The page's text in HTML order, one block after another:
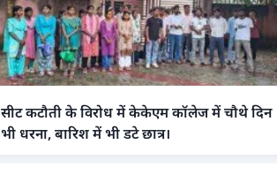
सीट कटौती के विरोध में केकेएम कॉलेज में चौथे दिन
भी धरना, बारिश में भी डटे छात्र।